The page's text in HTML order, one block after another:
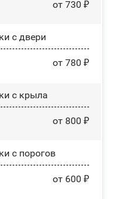
от 730 ₽
с двери
от 780 ₽
с крыла
от 800 ₽
с порогов
от 600 ₽